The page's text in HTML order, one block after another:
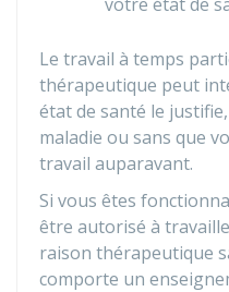
Le travail à temps
thérapeutique peut
état de santé le
maladie ou sans que
travail auparavant.
Si vous êtes
être autorisé à
raison thérapeutique
comporte un